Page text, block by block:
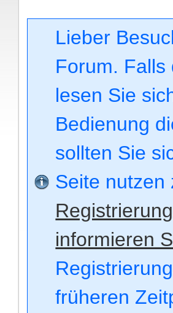
Lieber
Forum. Falls
lesen Sie
Bedienung
sollten Sie
Seite nutzen
informieren
früheren